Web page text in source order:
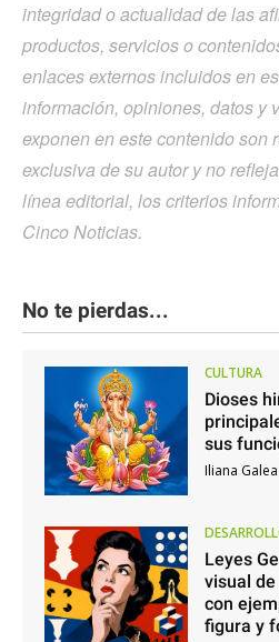
integridad o actualidad de las
productos, servicios o
enlaces externos incluidos en
información, opiniones, datos y
exponen en este contenido son
exclusiva de su autor y no
línea editorial, los criterios
Cinco Noticias.
No te pierdas...
CULTURA
Dioses
sus
Iliana Galea
Leyes
visual
con
figura y